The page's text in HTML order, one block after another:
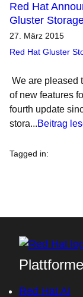
Red Hat
Gluster
27. März 2015
Red Hat Gluster
We are pleased
of new features
fourth update
stora...Beitrag
Tagged in:
Red Hat AI